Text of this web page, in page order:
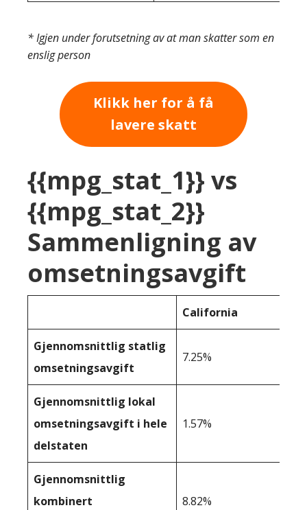
* Igjen under forutsetning av at man skatter som en
enslig person
Klikk her for å få
lavere skatt
{{mpg_stat_1}} vs
{{mpg_stat_2}}
Sammenligning av
omsetningsavgift
California
Gjennomsnittlig statlig
omsetningsavgift
7.25%
Gjennomsnittlig lokal
omsetningsavgift i hele
delstaten
1.57%
Gjennomsnittlig
kombinert
8.82%